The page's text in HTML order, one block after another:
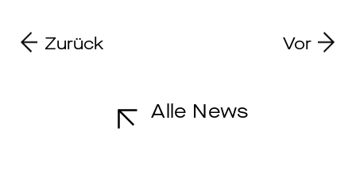
Zurück Vor
Alle News